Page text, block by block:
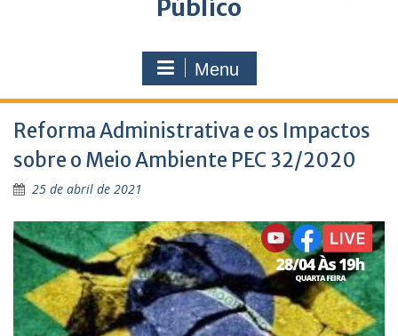
Público
Menu
Reforma Administrativa e os Impactos
sobre o Meio Ambiente PEC 32/2020
25 de abril de 2021